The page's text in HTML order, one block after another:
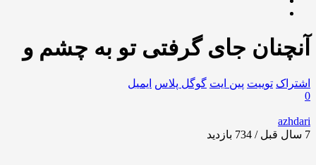
آنچنان جای گرفتی تو به چشم و
اشتراک توییت پین ایت گوگل‌ پلاس ایمیل
0
azhdari
7 سال قبل / 734
بازدید